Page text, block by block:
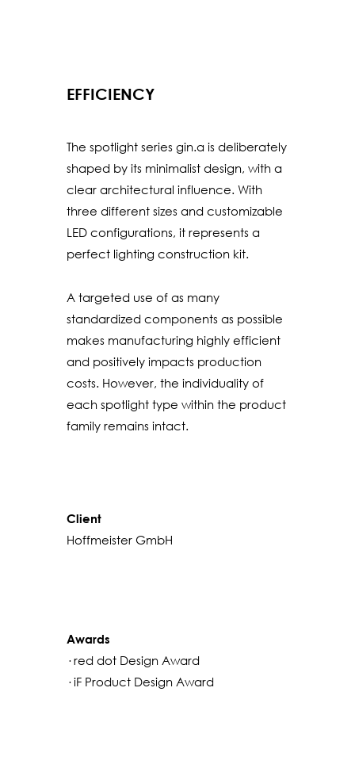
EFFICIENCY
The spotlight series gin.a is deliberately
shaped by its minimalist design, with a
clear architectural influence. With
three different sizes and customizable
LED configurations, it represents a
perfect lighting construction kit.
A targeted use of as many
standardized components as possible
makes manufacturing highly efficient
and positively impacts production
costs. However, the individuality of
each spotlight type within the product
family remains intact.
Client
Hoffmeister GmbH
Awards
· red dot Design Award
· iF Product Design Award